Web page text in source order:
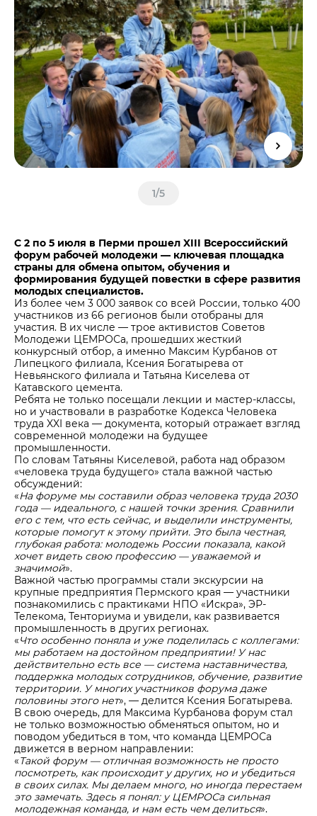
1/5
С 2 по 5 июля в Перми прошел XIII Всероссийский
форум рабочей молодежи — ключевая площадка
страны для обмена опытом, обучения и
формирования будущей повестки в сфере развития
молодых специалистов.
Из более чем 3 000 заявок со всей России, только 400
участников из 66 регионов были отобраны для
участия. В их числе — трое активистов Советов
Молодежи ЦЕМРОСа, прошедших жесткий
конкурсный отбор, а именно Максим Курбанов от
Липецкого филиала, Ксения Богатырева от
Невьянского филиала и Татьяна Киселева от
Катавского цемента.
Ребята не только посещали лекции и мастер-классы,
но и участвовали в разработке Кодекса Человека
труда XXI века — документа, который отражает взгляд
современной молодежи на будущее
промышленности.
По словам Татьяны Киселевой, работа над образом
«человека труда будущего» стала важной частью
обсуждений:
«На форуме мы составили образ человека труда 2030
года — идеального, с нашей точки зрения. Сравнили
его с тем, что есть сейчас, и выделили инструменты,
которые помогут к этому прийти. Это была честная,
глубокая работа: молодежь России показала, какой
хочет видеть свою профессию — уважаемой и
значимой».
Важной частью программы стали экскурсии на
крупные предприятия Пермского края — участники
познакомились с практиками НПО «Искра», ЭР-
Телекома, Тенториума и увидели, как развивается
промышленность в других регионах.
«Что особенно поняла и уже поделилась с коллегами:
мы работаем на достойном предприятии! У нас
действительно есть все — система наставничества,
поддержка молодых сотрудников, обучение, развитие
территории. У многих участников форума даже
половины этого нет», — делится Ксения Богатырева.
В свою очередь, для Максима Курбанова форум стал
не только возможностью обменяться опытом, но и
поводом убедиться в том, что команда ЦЕМРОСа
движется в верном направлении:
«Такой форум — отличная возможность не просто
посмотреть, как происходит у других, но и убедиться
в своих силах. Мы делаем много, но иногда перестаем
это замечать. Здесь я понял: у ЦЕМРОСа сильная
молодежная команда, и нам есть чем делиться».
Центры дистрибуции
Реализация ТМЦ и непрофильных активов
Политика в области закупок
В помощь поставщику
Не только цемент
Люди ЦЕМРОСа
Технологии и тренды
Издание для клиентов
Аналитика цементной отрасли
Медиабанк
Пресса о нас
Контакты